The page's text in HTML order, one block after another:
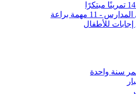
11 مهمة براعة
للأطفال
سنة واحدة